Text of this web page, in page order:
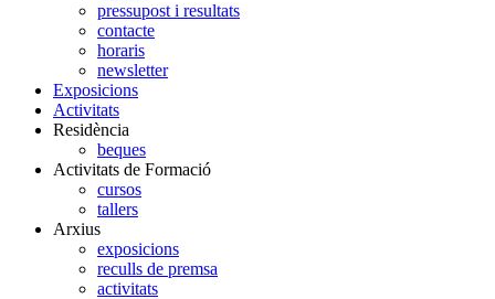
pressupost i resultats
contacte
horaris
newsletter
Exposicions
Activitats
Residència
beques
Activitats de Formació
cursos
tallers
Arxius
exposicions
reculls de premsa
activitats